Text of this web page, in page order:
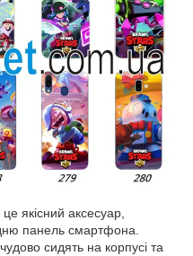
якісний аксесуар,
панель смартфона.
сидять на корпусі та